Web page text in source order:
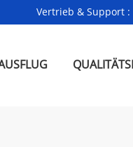
Vertrieb & Support :